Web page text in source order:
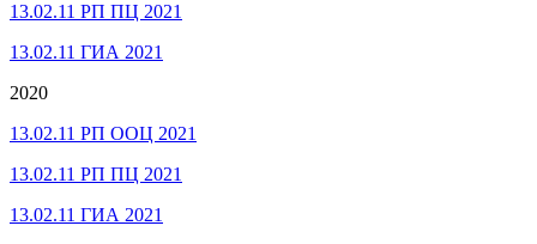
13.02.11 РП ПЦ 2021
13.02.11 ГИА 2021
2020
13.02.11 РП ООЦ 2021
13.02.11 РП ПЦ 2021
13.02.11 ГИА 2021